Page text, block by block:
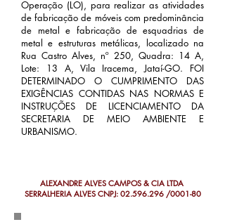
Operação (LO), para realizar as atividades
de fabricação de móveis com predominância
de metal e fabricação de esquadrias de
metal e estruturas metálicas, localizado na
Rua Castro Alves, nº 250, Quadra: 14 A,
Lote: 13 A, Vila Iracema, Jataí-GO. FOI
DETERMINADO O CUMPRIMENTO DAS
EXIGÊNCIAS CONTIDAS NAS NORMAS E
INSTRUÇÕES DE LICENCIAMENTO DA
SECRETARIA DE MEIO AMBIENTE E
URBANISMO.
ALEXANDRE ALVES CAMPOS & CIA LTDA
SERRALHERIA ALVES CNPJ: 02.596.296 /0001-80